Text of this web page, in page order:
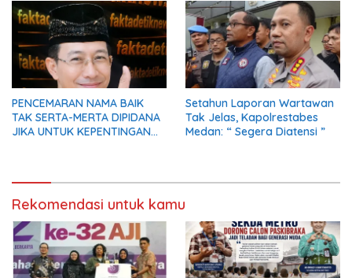
PENCEMARAN NAMA BAIK
TAK SERTA-MERTA DIPIDANA
JIKA UNTUK KEPENTINGAN
Setahun Laporan Wartawan
Tak Jelas, Kapolrestabes
Medan: “ Segera Diatensi ”
Rekomendasi untuk kamu